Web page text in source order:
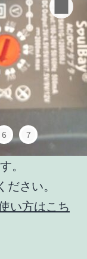
6 7
。
さい。
い方はこち